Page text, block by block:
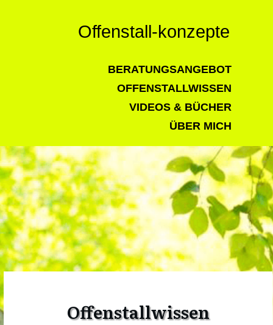
Offenstall-konzepte
BERATUNGSANGEBOT
OFFENSTALLWISSEN
VIDEOS & BÜCHER
ÜBER MICH
Offenstallwissen